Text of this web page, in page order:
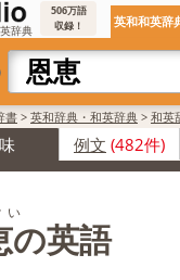
辞典
506万語
収録！
英和和英辞
書 > 英和辞典・和英辞典 > 和英
例文 (482件)
の英語
い